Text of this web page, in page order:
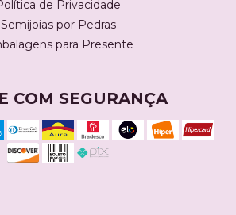
de Privacidade
Semijoias por Pedras
para Presente
COM SEGURANÇA